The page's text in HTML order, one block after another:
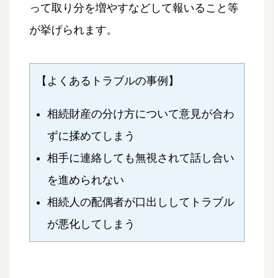
って取り分を増やすなどして報いること等
が挙げられます。
【よくあるトラブルの事例】
相続財産の分け方について意見が合わ
ずに揉めてしまう
相手に連絡しても無視されて話し合い
を進められない
相続人の配偶者が口出ししてトラブル
が悪化してしまう